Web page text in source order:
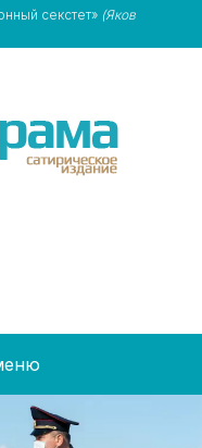
секстет» (Яков